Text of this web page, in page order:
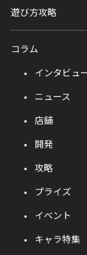
遊び方攻略
コラム
インタビュ
ニュース
店舗
開発
攻略
プライズ
イベント
キャラ特集